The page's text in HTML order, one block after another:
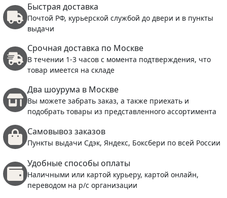
Быстрая доставка
Почтой РФ, курьерской службой до двери и в пункты
выдачи
Срочная доставка по Москве
В течении 1-3 часов с момента подтверждения, что
товар имеется на складе
Два шоурума в Москве
Вы можете забрать заказ, а также приехать и
подобрать товары из представленного ассортимента
Самовывоз заказов
Пункты выдачи Сдэк, Яндекс, Боксбери по всей России
Удобные способы оплаты
Наличными или картой курьеру, картой онлайн,
переводом на р/с организации